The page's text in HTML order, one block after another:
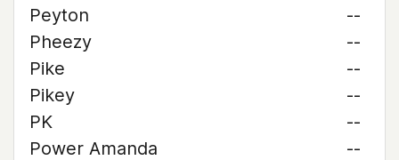
Peyton
--
Pheezy
--
Pike
--
Pikey
--
PK
--
Power Amanda
--